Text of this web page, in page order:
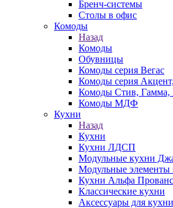
Бренч-системы
Столы в офис
Комоды
Назад
Комоды
Обувницы
Комоды серия Вегас
Комоды серия
Комоды Стив, Гамма,
Комоды МДФ
Кухни
Назад
Кухни
Кухни ЛДСП
Модульные кухни
Модульные элементы
Кухни Альфа Прованс
Классические кухни
Аксессуары для кухни